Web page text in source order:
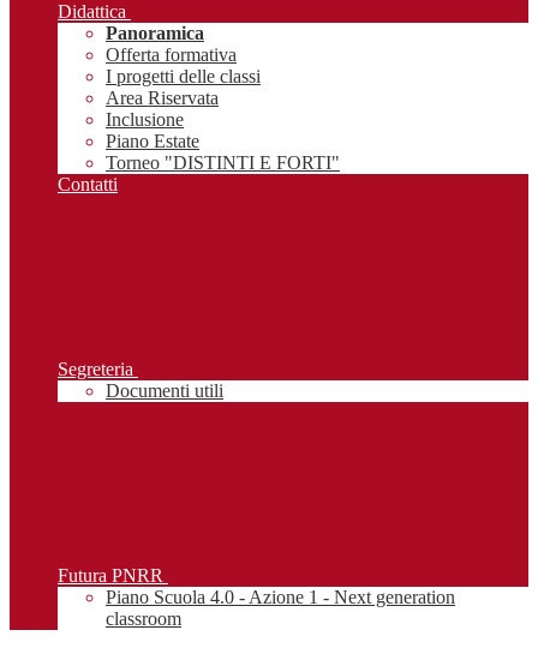
Didattica
Panoramica
Offerta formativa
I progetti delle classi
Area Riservata
Inclusione
Piano Estate
Torneo "DISTINTI E FORTI"
Contatti
Segreteria
Documenti utili
Futura PNRR
Piano Scuola 4.0 - Azione 1 - Next generation
classroom